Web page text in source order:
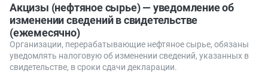
Акцизы (нефтяное сырье) — уведомление об
изменении сведений в свидетельстве
(ежемесячно)
Организации, перерабатывающие нефтяное сырье, обязаны
уведомлять налоговую об изменении сведений, указанных в
свидетельстве, в сроки сдачи декларации.